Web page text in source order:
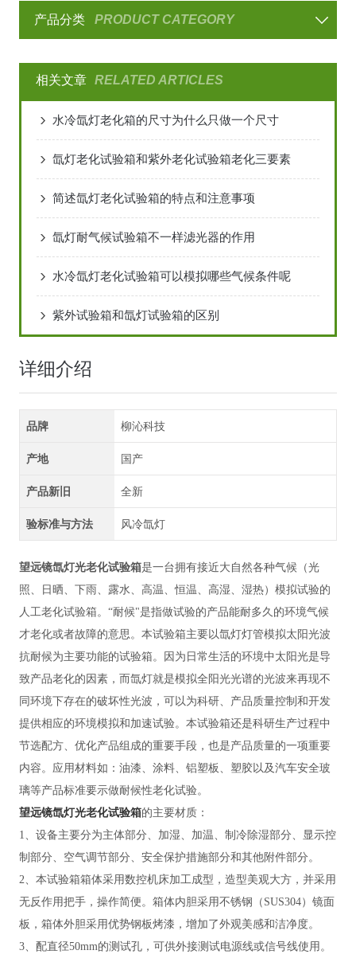
产品分类 PRODUCT CATEGORY
相关文章 RELATED ARTICLES
水冷氙灯老化箱的尺寸为什么只做一个尺寸
氙灯老化试验箱和紫外老化试验箱老化三要素
简述氙灯老化试验箱的特点和注意事项
氙灯耐气候试验箱不一样滤光器的作用
水冷氙灯老化试验箱可以模拟哪些气候条件呢
紫外试验箱和氙灯试验箱的区别
详细介绍
品牌 柳沁科技
产地 国产
产品新旧 全新
验标准与方法 风冷氙灯
望远镜氙灯光老化试验箱是一台拥有接近大自然各种气候（光
照、日晒、下雨、露水、高温、恒温、高湿、湿热）模拟试验的
人工老化试验箱。 “耐候"是指做试验的产品能耐多久的环境气候
才老化或者故障的意思。本试验箱主要以氙灯灯管模拟太阳光波
抗耐候为主要功能的试验箱。因为日常生活的环境中太阳光是导
致产品老化的因素，而氙灯就是模拟全阳光光谱的光波来再现不
同环境下存在的破坏性光波，可以为科研、产品质量控制和开发
提供相应的环境模拟和加速试验。本试验箱还是科研生产过程中
节选配方、优化产品组成的重要手段，也是产品质量的一项重要
内容。应用材料如：油漆、涂料、铝塑板、塑胶以及汽车安全玻
璃等产品标准要示做耐候性老化试验。
望远镜氙灯光老化试验箱的主要材质：
1、设备主要分为主体部分、加湿、加温、制冷除湿部分、显示控
制部分、空气调节部分、安全保护措施部分和其他附件部分。
2、本试验箱箱体采用数控机床加工成型，造型美观大方，并采用
无反作用把手，操作简便。箱体内胆采用不锈钢（SUS304）镜面
板，箱体外胆采用优势钢板烤漆，增加了外观美感和洁净度。
3、配直径50mm的测试孔，可供外接测试电源线或信号线使用。